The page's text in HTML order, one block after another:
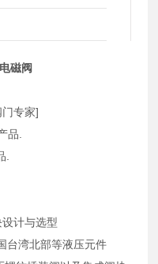
磁阀
门专家]
品.
.
计与选型
台湾北部等液压元件